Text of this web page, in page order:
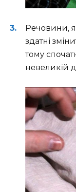
Речовини,
здатні
тому
невеликій